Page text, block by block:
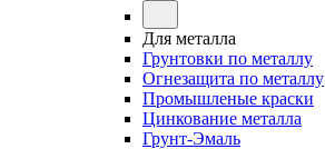
Для металла
Грунтовки по металлу
Огнезащита по металлу
Промышленые краски
Цинкование металла
Грунт-Эмаль